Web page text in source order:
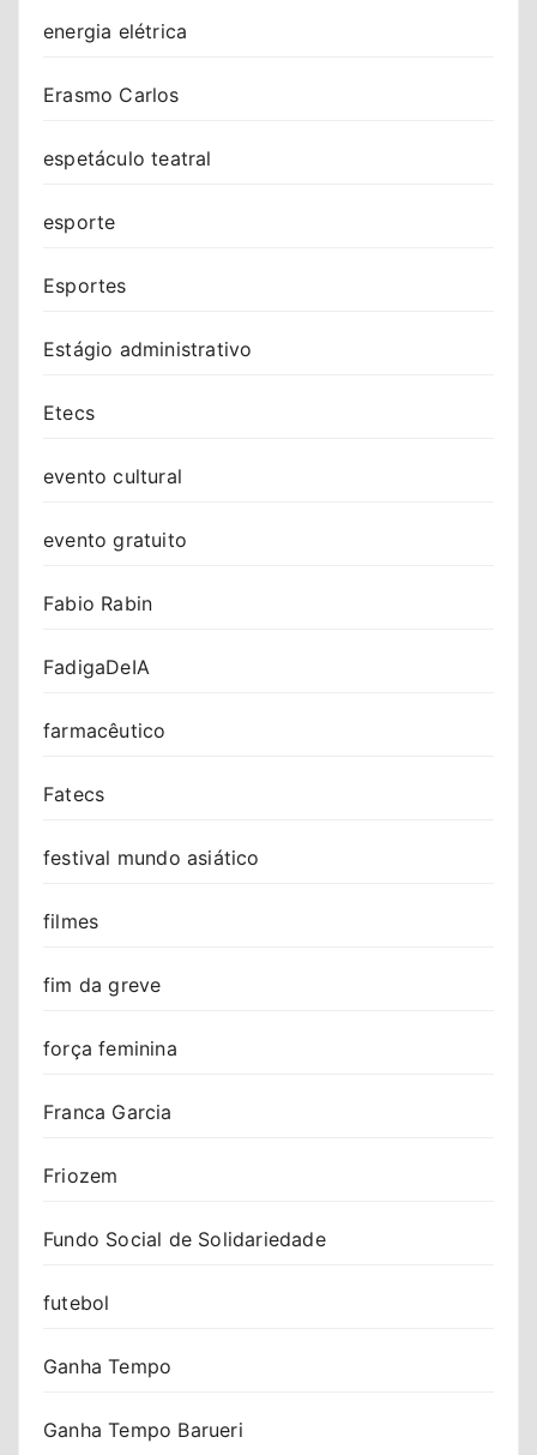
energia elétrica
Erasmo Carlos
espetáculo teatral
esporte
Esportes
Estágio administrativo
Etecs
evento cultural
evento gratuito
Fabio Rabin
FadigaDeIA
farmacêutico
Fatecs
festival mundo asiático
filmes
fim da greve
força feminina
Franca Garcia
Friozem
Fundo Social de Solidariedade
futebol
Ganha Tempo
Ganha Tempo Barueri